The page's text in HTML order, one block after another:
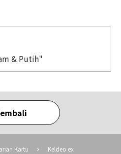
& Putih"
Kartu Keldeo ex